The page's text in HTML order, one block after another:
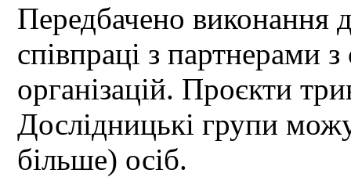
Передбачено виконання
співпраці з партнерами
організацій. Проєкти
Дослідницькі групи
більше) осіб.